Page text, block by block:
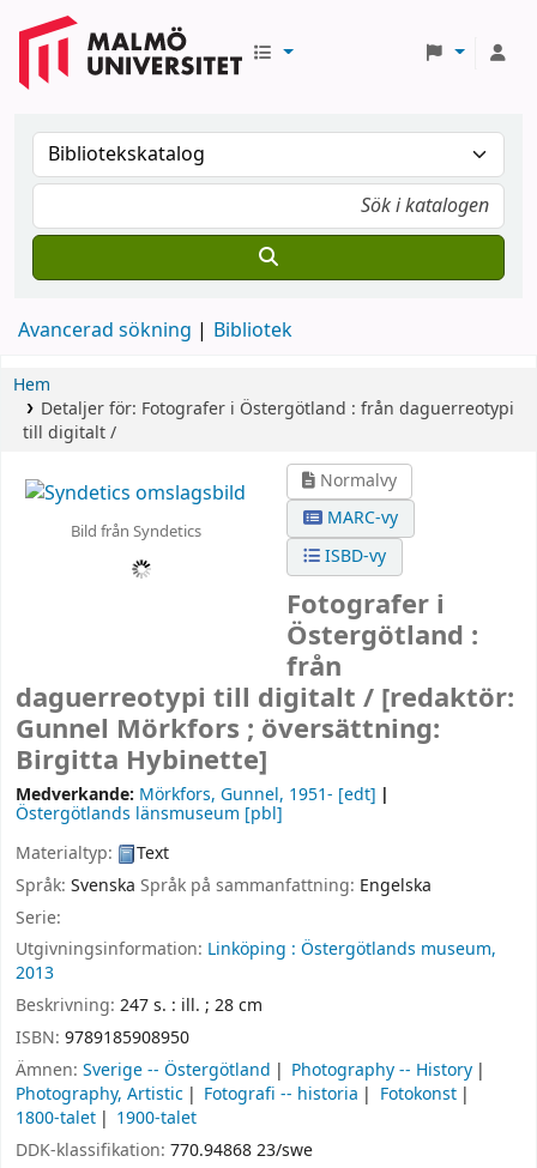
Avancerad sökning Bibliotek
Hem
Detaljer för: Fotografer i Östergötland : från daguerreotypi
till digitalt /
Bild från Syndetics
Normalvy
MARC-vy
ISBD-vy
Fotografer i
Östergötland :
från
daguerreotypi till digitalt / [redaktör:
Gunnel Mörkfors ; översättning:
Birgitta Hybinette]
Medverkande: Mörkfors, Gunnel, 1951- [edt]
Östergötlands länsmuseum [pbl]
Materialtyp:
Text
Språk: Svenska Språk på sammanfattning: Engelska
Serie:
Utgivningsinformation: Linköping : Östergötlands museum,
2013
Beskrivning: 247 s. : ill. ; 28 cm
ISBN: 9789185908950
Ämnen: Sverige -- Östergötland
Photography -- History
Photography, Artistic
Fotografi -- historia
Fotokonst
1800-talet
1900-talet
DDK-klassifikation: 770.94868 23/swe